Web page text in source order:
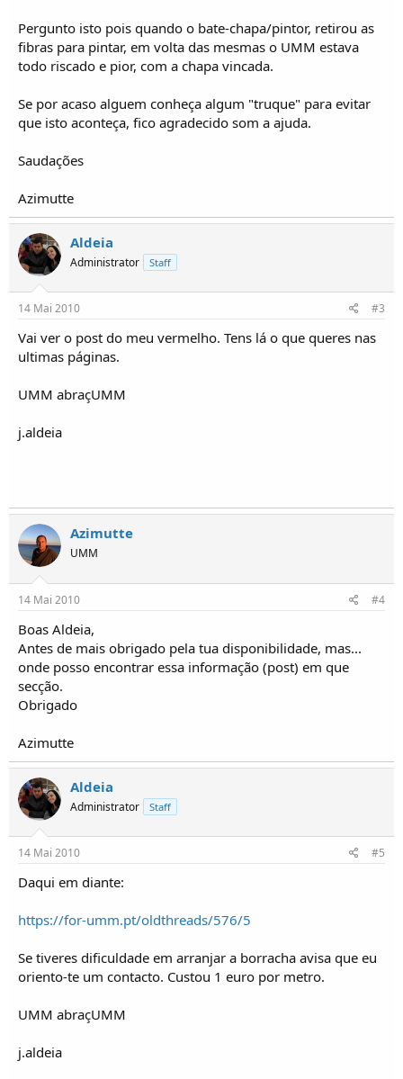
Pergunto isto pois quando o bate-chapa/pintor, retirou as
fibras para pintar, em volta das mesmas o UMM estava
todo riscado e pior, com a chapa vincada.
Se por acaso alguem conheça algum "truque" para evitar
que isto aconteça, fico agradecido som a ajuda.
Saudações
Azimutte
Aldeia
Administrator Staff
14 Mai 2010 #3
Vai ver o post do meu vermelho. Tens lá o que queres nas
ultimas páginas.
UMM abraçUMM
j.aldeia
Azimutte
UMM
14 Mai 2010 #4
Boas Aldeia,
Antes de mais obrigado pela tua disponibilidade, mas...
onde posso encontrar essa informação (post) em que
secção.
Obrigado
Azimutte
Aldeia
Administrator Staff
14 Mai 2010 #5
Daqui em diante:
https://for-umm.pt/oldthreads/576/5
Se tiveres dificuldade em arranjar a borracha avisa que eu
oriento-te um contacto. Custou 1 euro por metro.
UMM abraçUMM
j.aldeia